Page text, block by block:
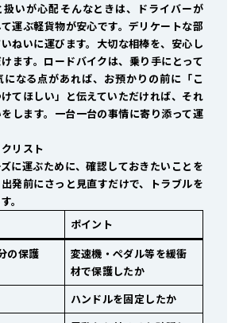
いが心配――そんなときは、ドライバーが
運ぶ軽貨物が安心です。デリケートな部
ねいに運びます。大切な相棒を、安心し
ます。ロードバイクは、乗り手にとって
なる点があれば、お預かりの前に「こ
てほしい」と伝えていただければ、それ
します。一台一台の事情に寄り添って運
リスト
に運ぶために、確認しておきたいことを
発前にさっと見直すだけで、トラブルを
。
ポイント
の保護
変速機・ペダル等を緩衝
材で保護したか
ハンドルを固定したか